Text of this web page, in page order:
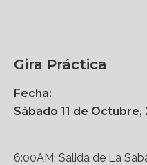
Gira Práctica
Fecha:
Sábado 11 de Octubre,
6:00AM: Salida de La